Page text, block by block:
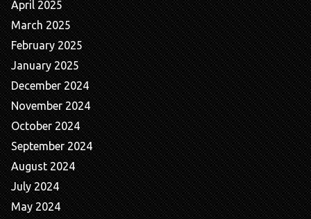
April 2025
March 2025
February 2025
January 2025
December 2024
November 2024
October 2024
September 2024
August 2024
July 2024
May 2024